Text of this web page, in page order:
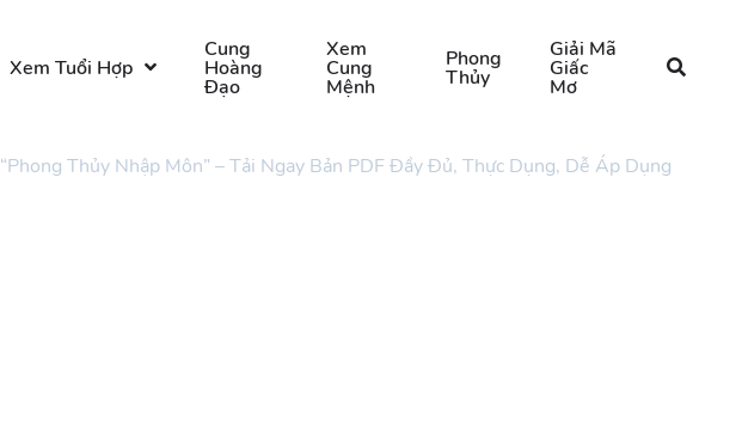
Xem Tuổi Hợp
Cung
Hoàng
Đạo
Xem
Cung
Mệnh
Phong
Thủy
Giải Mã
Giấc
Mơ
Thủy Nhập Môn” – Tải Ngay Bản PDF Đầy Đủ, Thực Dụng, Dễ Áp Dụng